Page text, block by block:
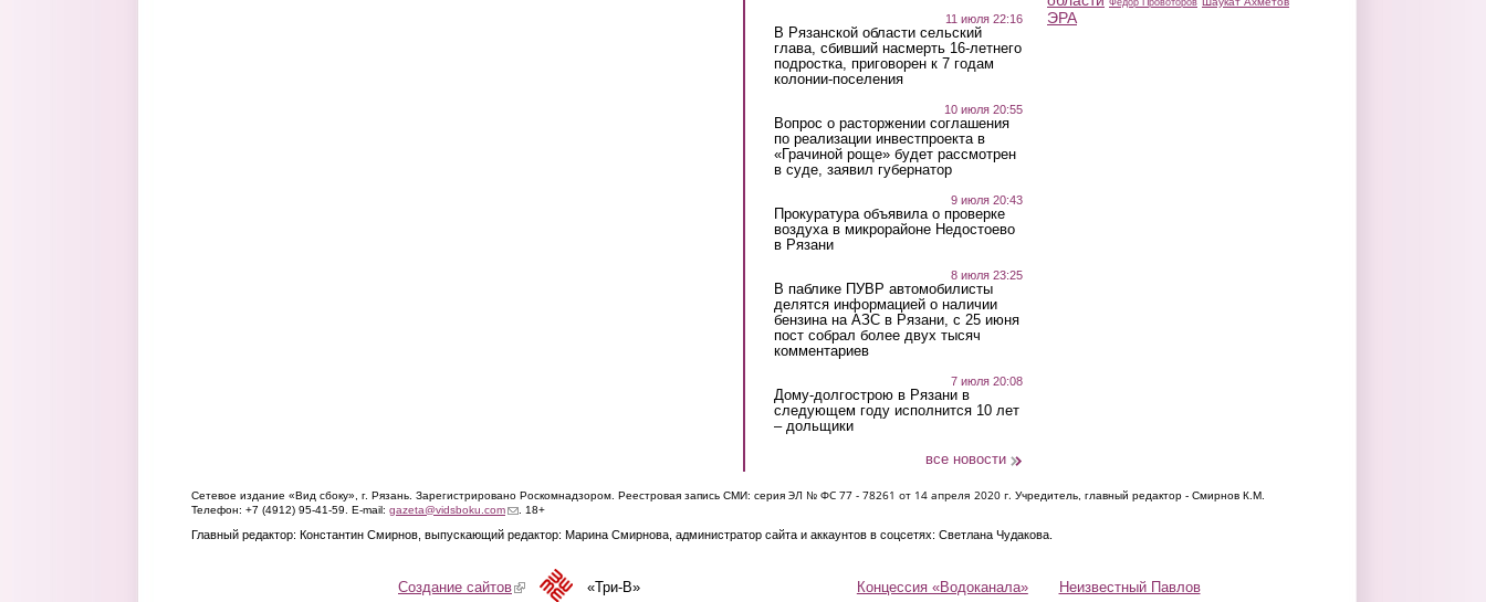
11 июля 22:16
В Рязанской области сельский
глава, сбивший насмерть 16-летнего
подростка, приговорен к 7 годам
колонии-поселения
10 июля 20:55
Вопрос о расторжении соглашения
по реализации инвестпроекта в
«Грачиной роще» будет рассмотрен
в суде, заявил губернатор
9 июля 20:43
Прокуратура объявила о проверке
воздуха в микрорайоне Недостоево
в Рязани
8 июля 23:25
В паблике ПУВР автомобилисты
делятся информацией о наличии
бензина на АЗС в Рязани, с 25 июня
пост собрал более двух тысяч
комментариев
7 июля 20:08
Дому-долгострою в Рязани в
следующем году исполнится 10 лет
– дольщики
все новости
Федор Провоторов
ЭРА
Сетевое издание «Вид сбоку», г. Рязань. Зарегистрировано Роскомнадзором. Реестровая запись СМИ: серия ЭЛ № ФС 77 - 78261 от 14 апреля 2020 г. Учредитель, главный редактор - Смирнов К.М.
Телефон: +7 (4912) 95-41-59. E-mail: gazeta@vidsboku.com(link sends e-mail)
. 18+
Главный редактор: Константин Смирнов, выпускающий редактор: Марина Смирнова, администратор сайта и аккаунтов в соцсетях: Светлана Чудакова.
Концессия «Водоканала» Неизвестный Павлов
Создание сайтов(link is external)«Три-В»